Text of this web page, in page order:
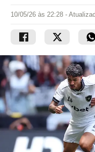
10/05/26 às 22:28 -